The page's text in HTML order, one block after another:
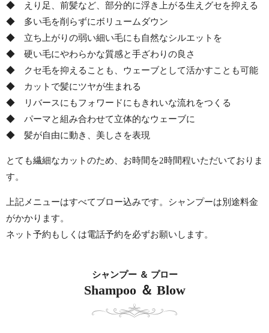
◆ えり足、前髪など、部分的に浮き上がる生えグセを抑える
◆ 多い毛を削らずにボリュームダウン
◆ 立ち上がりの弱い細い毛にも自然なシルエットを
◆ 硬い毛にやわらかな質感と手ざわりの良さ
◆ クセ毛を抑えることも、ウェーブとして活かすことも可能
◆ カットで髪にツヤが生まれる
◆ リバースにもフォワードにもきれいな流れをつくる
◆ パーマと組み合わせて立体的なウェーブに
◆ 髪が自由に動き、美しさを表現
とても繊細なカットのため、お時間を2時間程いただいておりま
す。
上記メニューはすべてブロー込みです。シャンプーは別途料金
がかかります。
ネット予約もしくは電話予約を必ずお願いします。
シャンプー ＆ プロー
Shampoo ＆ Blow